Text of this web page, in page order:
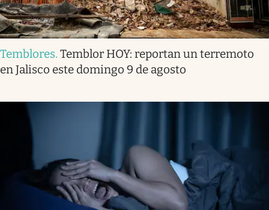
Temblores. Temblor HOY: reportan un terremoto
en Jalisco este domingo 9 de agosto